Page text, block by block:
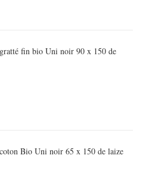
fin bio Uni noir 90 x 150 de
Bio Uni noir 65 x 150 de laize